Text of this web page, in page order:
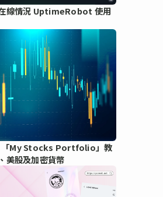
線情況 UptimeRobot 使用
「My Stocks Portfolio」教
股及加密貨幣